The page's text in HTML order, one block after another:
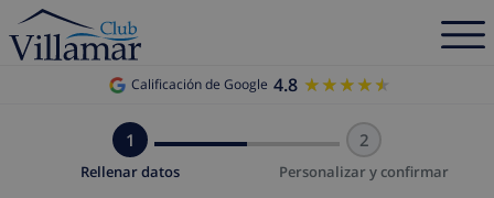
Calificación de Google 4.8 ★★★★★
★★★★★
1
Rellenar datos
2
Personalizar y confirmar